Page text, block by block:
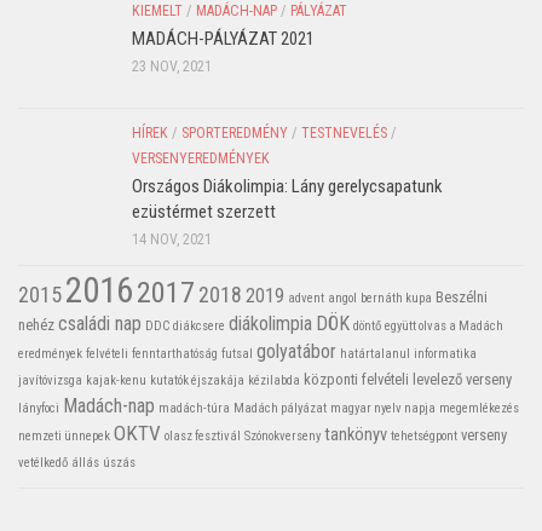
KIEMELT / MADÁCH-NAP / PÁLYÁZAT
MADÁCH-PÁLYÁZAT 2021
23 NOV, 2021
HÍREK / SPORTEREDMÉNY / TESTNEVELÉS /
VERSENYEREDMÉNYEK
Országos Diákolimpia: Lány gerelycsapatunk
ezüstérmet szerzett
14 NOV, 2021
201520162017 2018 2019 advent angol bernáth kupa Beszélni
nehéz családi nap DDC diákcsere diákolimpia DÖK döntő együtt olvas a Madách
eredmények felvételi fenntarthatóság futsal golyatábor határtalanul informatika
javítóvizsga kajak-kenu kutatók éjszakája kézilabda központi felvételi levelező verseny
lányfoci Madách-nap madách-túra Madách pályázat magyar nyelv napja megemlékezés
nemzeti ünnepek OKTV olasz fesztivál Szónokverseny tankönyv tehetségpont verseny
vetélkedő állás úszás